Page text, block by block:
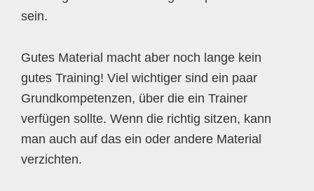
sein.
Gutes Material macht aber noch lange kein
gutes Training! Viel wichtiger sind ein paar
Grundkompetenzen, über die ein Trainer
verfügen sollte. Wenn die richtig sitzen, kann
man auch auf das ein oder andere Material
verzichten.